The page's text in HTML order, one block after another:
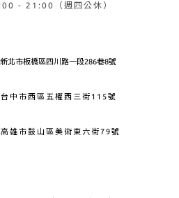
- 21:00（週四公休）
新北市板橋區四川路一段286巷8號
西區五權西三街115號
鼓山區美術東六街79號